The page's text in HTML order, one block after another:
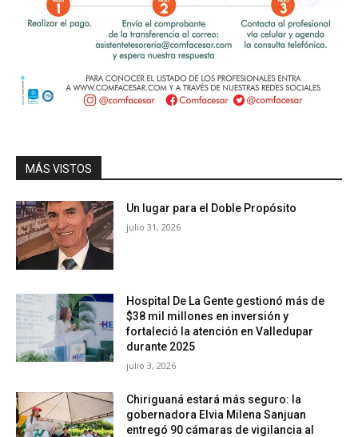
MÁS VISTOS
Un lugar para el Doble Propósito
julio 31, 2026
Hospital De La Gente gestionó más de
$38 mil millones en inversión y
fortaleció la atención en Valledupar
durante 2025
julio 3, 2026
Chiriguaná estará más seguro: la
gobernadora Elvia Milena Sanjuan
entregó 90 cámaras de vigilancia al